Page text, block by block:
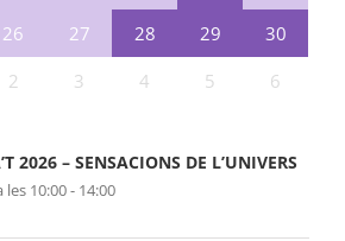
26 27 28 29
30
2 3 4 5 6
2026 – SENSACIONS DE L’UNIVERS
les 10:00- 14:00